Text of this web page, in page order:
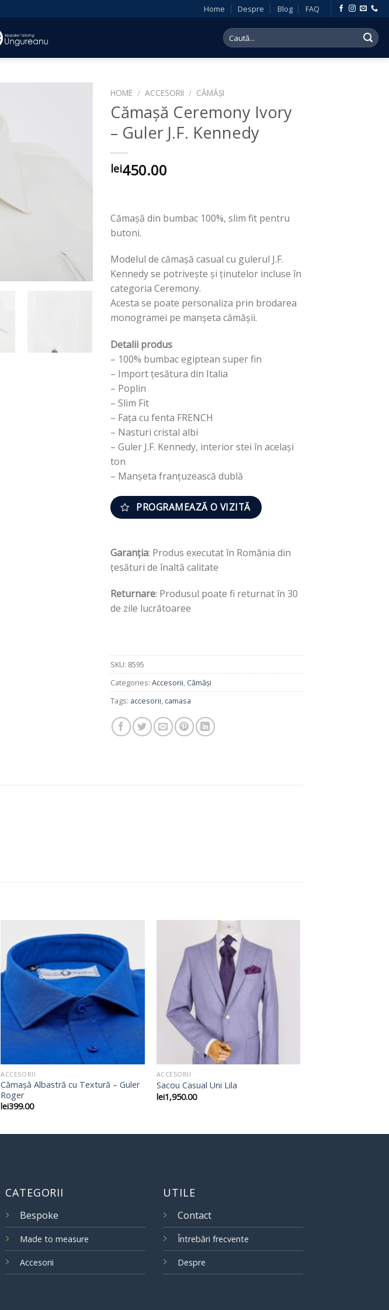
Home Despre Blog FAQ
Search
for:
HOME / ACCESORII / CĂMĂȘI
Cămașă Ceremony Ivory
– Guler J.F. Kennedy
lei450.00
Cămașă din bumbac 100%, slim fit pentru
butoni.
Modelul de cămașă casual cu gulerul J.F.
Kennedy se potrivește și ținutelor incluse în
categoria Ceremony.
Acesta se poate personaliza prin brodarea
monogramei pe manșeta cămășii.
Detalii produs
– 100% bumbac egiptean super fin
– Import țesătura din Italia
– Poplin
– Slim Fit
– Fața cu fenta FRENCH
– Nasturi cristal albi
– Guler J.F. Kennedy, interior stei în același
ton
– Manșeta franțuzească dublă
PROGRAMEAZĂ O VIZITĂ
Garanția: Produs executat în România din
țesături de înaltă calitate
Returnare: Produsul poate fi returnat în 30
de zile lucrătoaree
SKU: 8595
Categories: Accesorii, Cămăși
Tags: accesorii, camasa
ACCESORII
Cămașă Albastră cu Textură – Guler
Roger
lei399.00
ACCESORII
Sacou Casual Uni Lila
lei1,950.00
CATEGORII
Bespoke
Made to measure
Accesorii
UTILE
Contact
Întrebări frecvente
Despre